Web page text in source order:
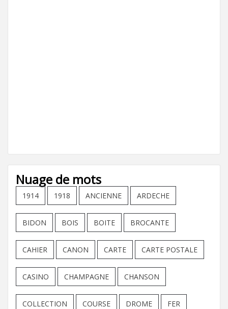
Nuage de mots
1914 1918 ANCIENNE ARDECHE
BIDON BOIS BOITE BROCANTE
CAHIER CANON CARTE CARTE POSTALE
CASINO CHAMPAGNE CHANSON
COLLECTION COURSE DROME FER